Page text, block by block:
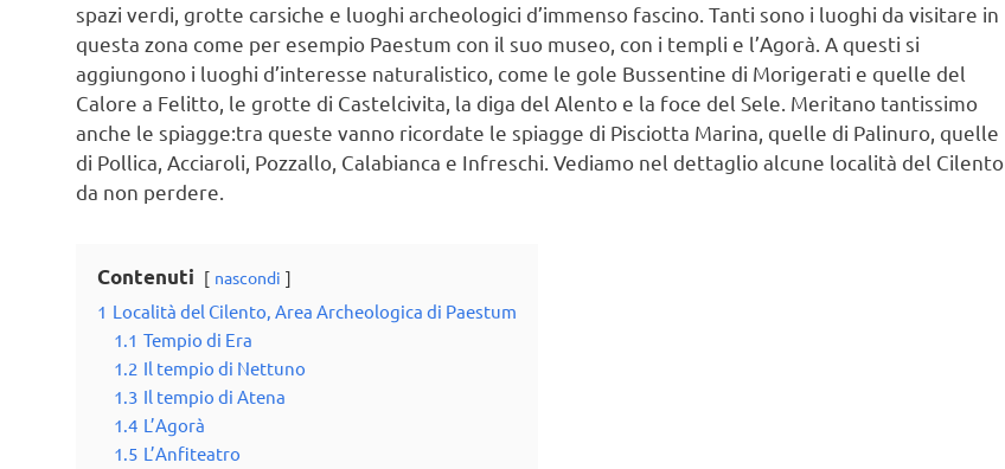
spazi verdi, grotte carsiche e luoghi archeologici d’immenso fascino. Tanti sono i luoghi da visitare in
questa zona come per esempio Paestum con il suo museo, con i templi e l’Agorà. A questi si
aggiungono i luoghi d’interesse naturalistico, come le gole Bussentine di Morigerati e quelle del
Calore a Felitto, le grotte di Castelcivita, la diga del Alento e la foce del Sele. Meritano tantissimo
anche le spiagge:tra queste vanno ricordate le spiagge di Pisciotta Marina, quelle di Palinuro, quelle
di Pollica, Acciaroli, Pozzallo, Calabianca e Infreschi. Vediamo nel dettaglio alcune località del Cilento
da non perdere.
Contenuti nascondi
1 Località del Cilento, Area Archeologica di Paestum
1.1 Tempio di Era
1.2 Il tempio di Nettuno
1.3 Il tempio di Atena
1.4 L’Agorà
1.5 L’Anfiteatro